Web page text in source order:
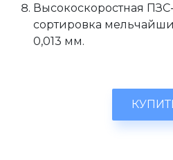
Высокоскоростная
сортировка
0,013 мм.